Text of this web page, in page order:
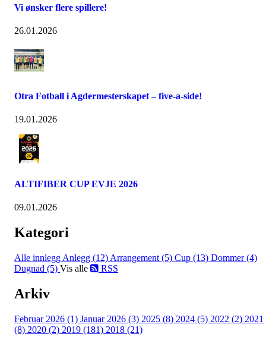
Vi ønsker flere spillere!
26.01.2026
Otra Fotball i Agdermesterskapet – five-a-side!
19.01.2026
ALTIFIBER CUP EVJE 2026
09.01.2026
Kategori
Alle innlegg Anlegg (12) Arrangement (5) Cup (13) Dommer (4)
Dugnad (5) Vis alle RSS
Arkiv
Februar 2026 (1) Januar 2026 (3) 2025 (8) 2024 (5) 2022 (2) 2021
(8) 2020 (2) 2019 (181) 2018 (21)